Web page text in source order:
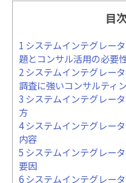
目
1 システムインテグレー
題とコンサル活用の必要
2システムインテグレー
調査に強いコンサルティ
3 システムインテグレー
方
4システムインテグレー
内容
5 システムインテグレー
要因
6システムインテグレー